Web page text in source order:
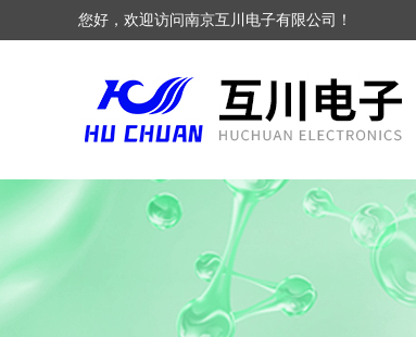
您好，欢迎访问南京互川电子有限公司！